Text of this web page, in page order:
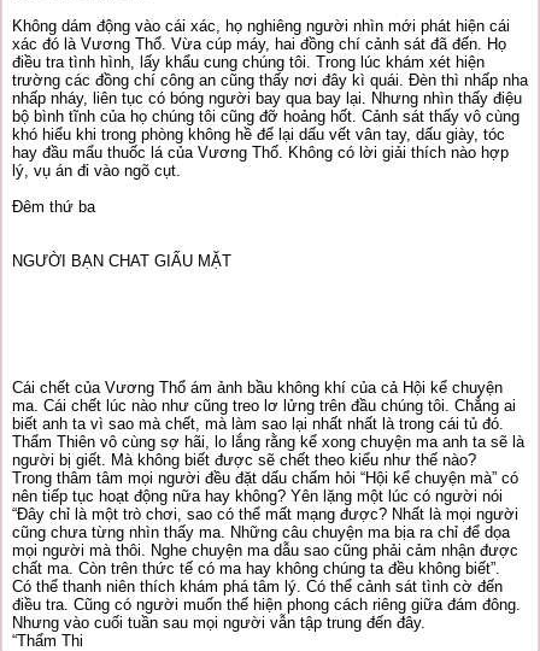
Không dám động vào cái xác, họ nghiêng người nhìn mới phát hiện cái
xác đó là Vương Thổ. Vừa cúp máy, hai đồng chí cảnh sát đã đến. Họ
điều tra tình hình, lấy khẩu cung chúng tôi. Trong lúc khám xét hiện
trường các đồng chí công an cũng thấy nơi đây kì quái. Đèn thì nhấp nha
nhấp nháy, liên tục có bóng người bay qua bay lại. Nhưng nhìn thấy điệu
bộ bình tĩnh của họ chúng tôi cũng đỡ hoảng hốt. Cảnh sát thấy vô cùng
khó hiểu khi trong phòng không hề để lại dấu vết vân tay, dấu giày, tóc
hay đầu mẩu thuốc lá của Vương Thổ. Không có lời giải thích nào hợp
lý, vụ án đi vào ngõ cụt.
Đêm thứ ba
NGƯỜI BẠN CHAT GIẤU MẶT
Cái chết của Vương Thổ ám ảnh bầu không khí của cả Hội kể chuyện
ma. Cái chết lúc nào như cũng treo lơ lửng trên đầu chúng tôi. Chẳng ai
biết anh ta vì sao mà chết, mà làm sao lại nhất nhất là trong cái tủ đó.
Thẩm Thiên vô cùng sợ hãi, lo lắng rằng kể xong chuyện ma anh ta sẽ là
người bị giết. Mà không biết được sẽ chết theo kiểu như thế nào?
Trong thâm tâm mọi người đều đặt dấu chấm hỏi “Hội kể chuyện mà” có
nên tiếp tục hoạt động nữa hay không? Yên lặng một lúc có người nói
“Đây chỉ là một trò chơi, sao có thể mất mạng được? Nhất là mọi người
cũng chưa từng nhìn thấy ma. Những câu chuyện ma bịa ra chỉ để dọa
mọi người mà thôi. Nghe chuyện ma dẫu sao cũng phải cảm nhận được
chất ma. Còn trên thức tế có ma hay không chúng ta đều không biết”.
Có thể thanh niên thích khám phá tâm lý. Có thể cảnh sát tình cờ đến
điều tra. Cũng có người muốn thế hiện phong cách riêng giữa đám đông.
Nhưng vào cuối tuần sau mọi người vẫn tập trung đến đây.
“Thẩm Thi